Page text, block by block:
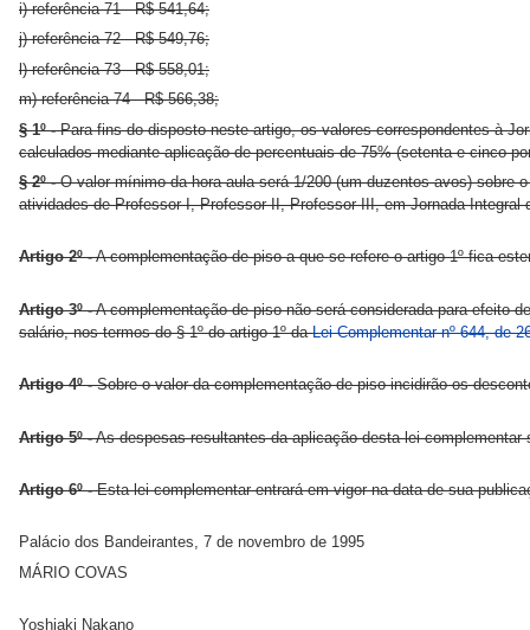
i) referência 71 - R$ 541,64;
j) referência 72 - R$ 549,76;
l) referência 73 - R$ 558,01;
m) referência 74 - R$ 566,38;
§ 1º -Para fins do disposto neste artigo, os valores correspondentes à
calculados mediante aplicação de percentuais de 75% (setenta e cinco
§ 2º -O valor mínimo da hora-aula será 1/200 (um duzentos avos) sobre
atividades de Professor I, Professor II, Professor III, em Jornada Integral
Artigo 2º -A complementação de piso a que se refere o artigo 1º fica
Artigo 3º -A complementação de piso não será considerada para efeito
salário, nos termos do § 1º do artigo 1º daLei Complementar nº 644, de
Artigo 4º -Sobre o valor da complementação de piso incidirão os
Artigo 5º -As despesas resultantes da aplicação desta lei
Artigo 6º -Esta lei complementar entrará em vigor na data de sua
Palácio dos Bandeirantes, 7 de novembro de 1995
MÁRIO COVAS
Yoshiaki Nakano